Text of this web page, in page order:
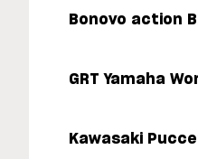
Bonovo action
GRT Yamaha
Kawasaki